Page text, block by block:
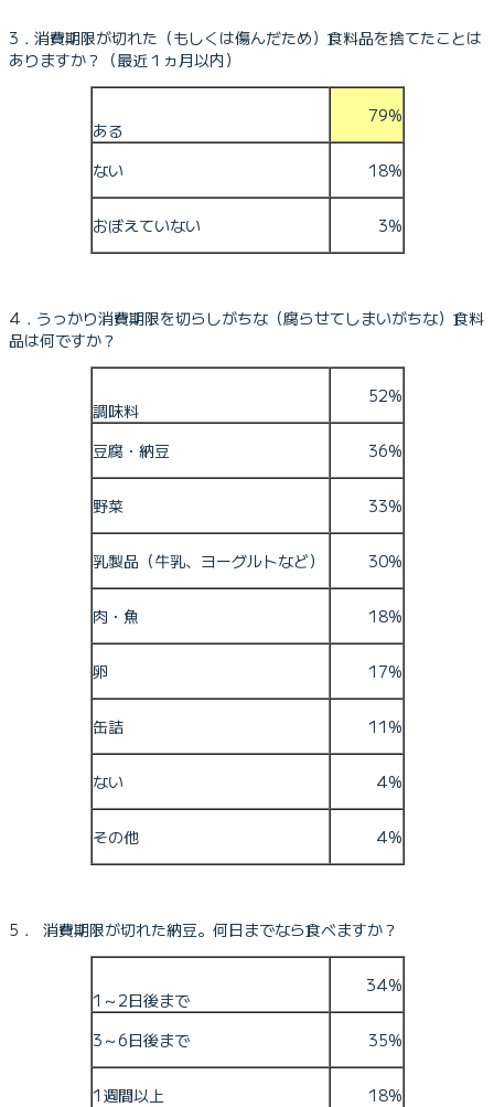
3．消費期限が切れた（もしくは傷んだため）食料品を捨てたことは
ありますか？（最近１ヵ月以内）
ある
79%
ない 18%
おぼえていない 3%
4．うっかり消費期限を切らしがちな（腐らせてしまいがちな）食料
品は何ですか？
調味料
52%
豆腐・納豆 36%
野菜 33%
乳製品（牛乳、ヨーグルトなど） 30%
肉・魚 18%
卵 17%
缶詰 11%
ない 4%
その他 4%
5． 消費期限が切れた納豆。何日までなら食べますか？
1～2日後まで
34%
3～6日後まで 35%
1週間以上 18%